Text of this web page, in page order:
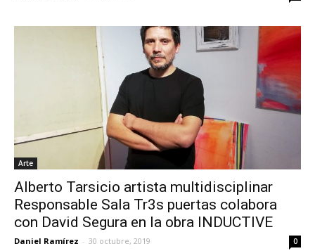
Arte
Alberto Tarsicio artista multidisciplinar
Responsable Sala Tr3s puertas colabora
con David Segura en la obra INDUCTIVE
Daniel Ramírez - 30 octubre, 2019 0